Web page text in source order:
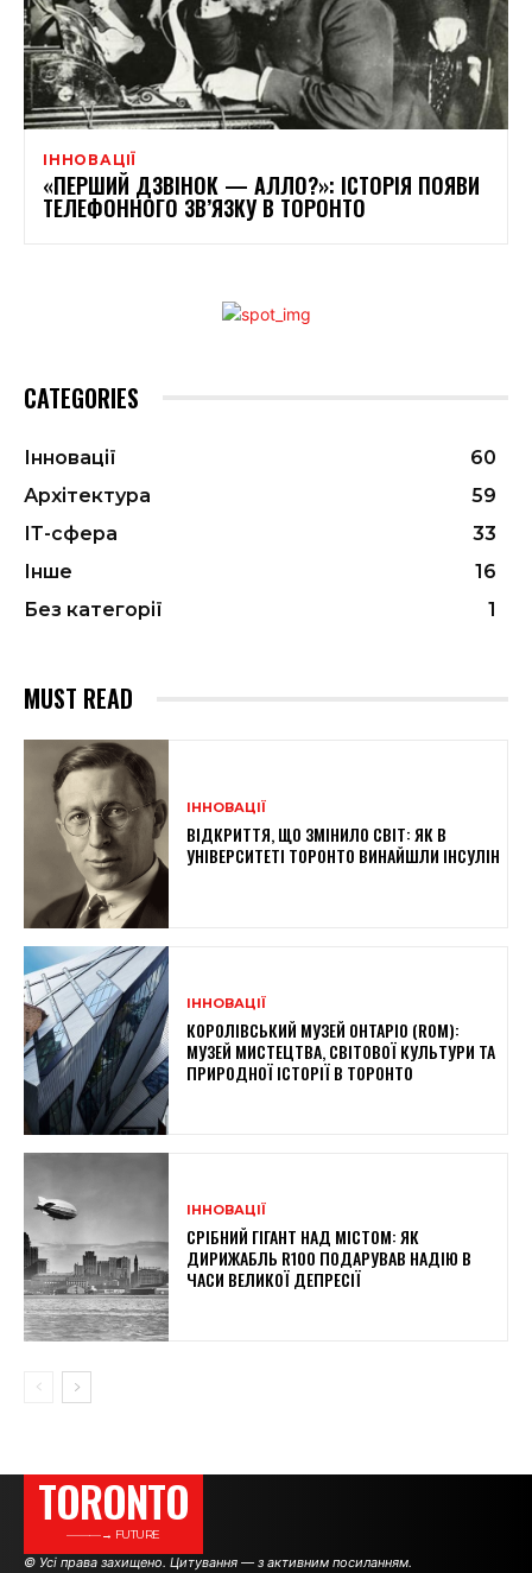
ІННОВАЦІЇ
«ПЕРШИЙ ДЗВІНОК — АЛЛО?»: ІСТОРІЯ ПОЯВИ
ТЕЛЕФОННОГО ЗВ’ЯЗКУ В ТОРОНТО
CATEGORIES
Інновації
60
Архітектура
59
ІТ-сфера
33
Інше
16
Без категорії
1
MUST READ
ІННОВАЦІЇ
ВІДКРИТТЯ, ЩО ЗМІНИЛО СВІТ: ЯК В
УНІВЕРСИТЕТІ ТОРОНТО ВИНАЙШЛИ ІНСУЛІН
ІННОВАЦІЇ
КОРОЛІВСЬКИЙ МУЗЕЙ ОНТАРІО (ROM):
МУЗЕЙ МИСТЕЦТВА, СВІТОВОЇ КУЛЬТУРИ ТА
ПРИРОДНОЇ ІСТОРІЇ В ТОРОНТО
ІННОВАЦІЇ
СРІБНИЙ ГІГАНТ НАД МІСТОМ: ЯК
ДИРИЖАБЛЬ R100 ПОДАРУВАВ НАДІЮ В
ЧАСИ ВЕЛИКОЇ ДЕПРЕСІЇ
TORONTO
———→ FUTURE
© Усі права захищено. Цитування — з активним посиланням.